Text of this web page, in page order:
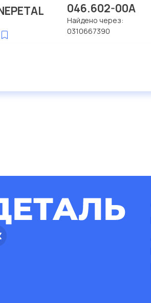
046.602-00A
Найдено через:
0310667390